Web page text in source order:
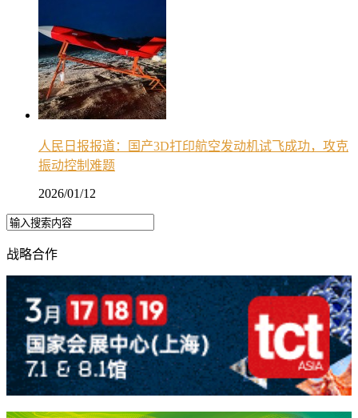
人民日报报道：国产3D打印航空发动机试飞成功，攻克
振动控制难题
2026/01/12
战略合作